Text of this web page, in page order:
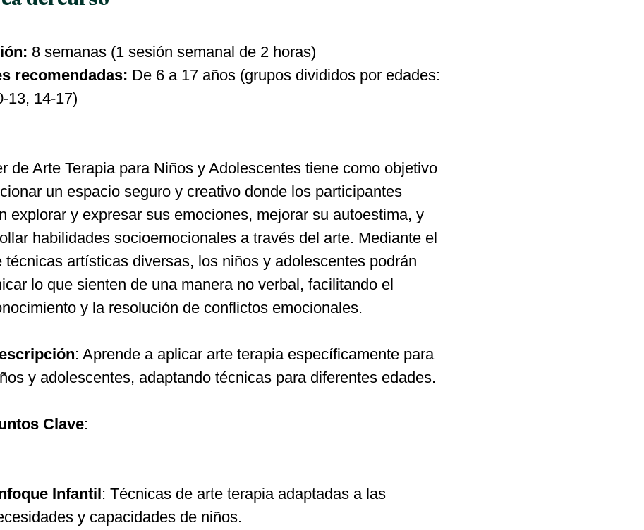
8 semanas (1 sesión semanal de 2 horas)
recomendadas: De 6 a 17 años (grupos divididos por edades:
13, 14-17)
de Arte Terapia para Niños y Adolescentes tiene como objetivo
un espacio seguro y creativo donde los participantes
explorar y expresar sus emociones, mejorar su autoestima, y
habilidades socioemocionales a través del arte. Mediante el
técnicas artísticas diversas, los niños y adolescentes podrán
lo que sienten de una manera no verbal, facilitando el
y la resolución de conflictos emocionales.
: Aprende a aplicar arte terapia específicamente para
y adolescentes, adaptando técnicas para diferentes edades.
Clave:
Infantil: Técnicas de arte terapia adaptadas a las
y capacidades de niños.